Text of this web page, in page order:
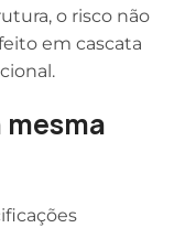
o risco não
em cascata